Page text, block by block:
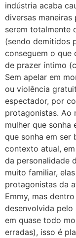
indústria acaba
diversas
serem totalmente
(sendo demitidos
conseguem o que
de prazer íntimo
Sem apelar em
ou violência
espectador, por
protagonistas. Ao
mulher que sonha
que sonha em ser
contexto atual,
da personalidade
muito familiar,
protagonistas da
Emmy, mas
desenvolvida pelo
em quase todo
erradas), isso é